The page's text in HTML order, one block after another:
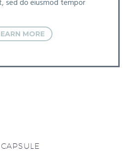
sed do eiusmod tempor
MORE
CAPSULE